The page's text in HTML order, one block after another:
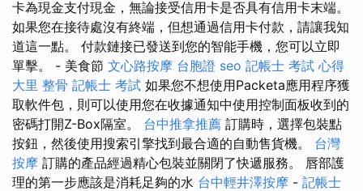
卡為現金支付現金，無論接受信用卡是否具有信用卡末端。
如果您在接待處沒有終端，但想通過信用卡付款，請讓我知
道這一點。 付款鏈接已發送到您的智能手機，您可以立即
單擊。 - 美食節 文心路按摩 台胞證 seo 記帳士 考試 心得
大里 整骨 記帳士 考試 如果您不想使用Packeta應用程序獲
取軟件包，則可以使用您在收據通知中使用控制面板收到的
密碼打開Z-Box隔室。 台中推拿推薦 訂購時，選擇包裝點
按鈕，然後使用搜索引擎找到最合適的自動售貨機。 台灣
按摩 訂購的產品經過精心包裝並關閉了快遞服務。 唇部護
理的第一步應該是消耗足夠的水 台中輕井澤按摩 - 記帳士